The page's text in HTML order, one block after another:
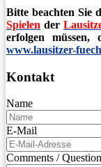
Bitte beachten Sie
Spielen der
erfolgen
www.lausitzer-
Kontakt
Name
E-Mail
Comments /